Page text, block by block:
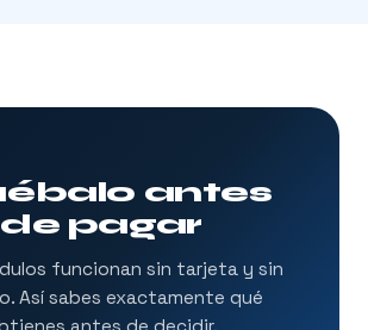
antes
de pagar
funcionan sin tarjeta y sin
Así sabes exactamente qué